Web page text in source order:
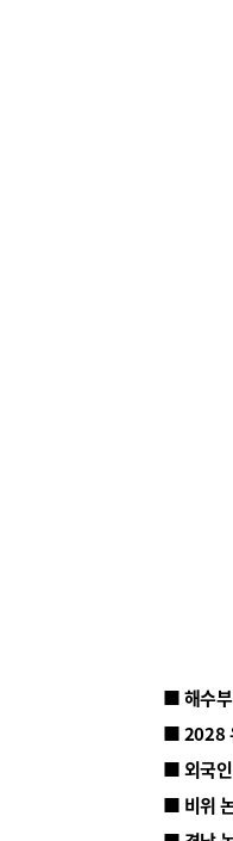
■ 해수부
■ 2028
■ 외국인
■ 비위